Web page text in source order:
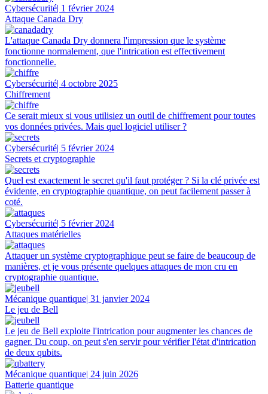
Cybersécurité| 1 février 2024
Attaque Canada Dry
L'attaque Canada Dry donnera l'impression que le système
fonctionne normalement, que l'intrication est effectivement
fonctionnelle.
Cybersécurité| 4 octobre 2025
Chiffrement
Ce serait mieux si vous utilisiez un outil de chiffrement pour toutes
vos données privées. Mais quel logiciel utiliser ?
Cybersécurité| 5 février 2024
Secrets et cryptographie
Quel est exactement le secret qu'il faut protéger ? Si la clé privée est
évidente, en cryptographie quantique, on peut facilement passer à
coté.
Cybersécurité| 5 février 2024
Attaques matérielles
Attaquer un système cryptographique peut se faire de beaucoup de
manières, et je vous présente quelques attaques de mon cru en
cryptographie quantique.
Mécanique quantique| 31 janvier 2024
Le jeu de Bell
Le jeu de Bell exploite l'intrication pour augmenter les chances de
gagner. Du coup, on peut s'en servir pour vérifier l'état d'intrication
de deux qubits.
Mécanique quantique| 24 juin 2026
Batterie quantique